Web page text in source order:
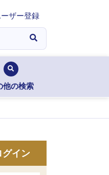
ザー登録
他の検索
グイン